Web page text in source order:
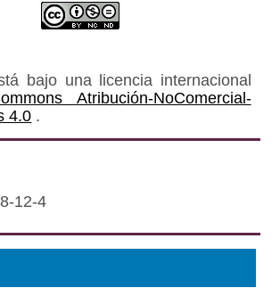
bajo una licencia internacional
Atribución-NoComercial-
4.0 .
12-4